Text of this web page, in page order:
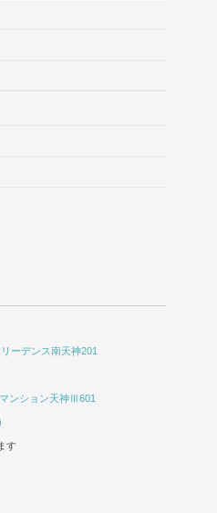
ーデンス南天神201
ンション天神Ⅲ601
す